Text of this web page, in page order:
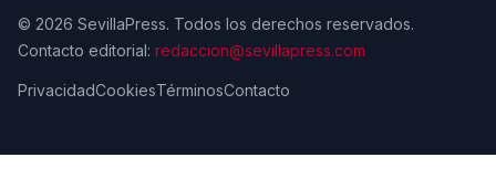
© 2026 SevillaPress. Todos los derechos reservados.
Contacto editorial: redaccion@sevillapress.com
PrivacidadCookiesTérminosContacto